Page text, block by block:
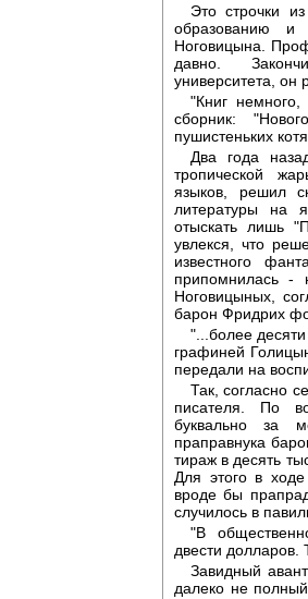
Это строчки
образованию и
Ноговицына.
давно.
университета, он
"Книг
сборник:
пушистеньких
Два года
тропической
языков, решил
литературы на
отыскать лишь
увлекся, что
известного
припомнилась -
Ноговицыных,
барон Фридрих
"...более
графиней
передали на
Так, согласно
писателя. По
буквально за
праправнука
тираж в десять
Для этого в
вроде бы
случилось в
"В
двести долларов.
Завидный
далеко не